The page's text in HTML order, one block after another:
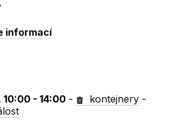
informací
10:00 - 14:00 - kontejnery -